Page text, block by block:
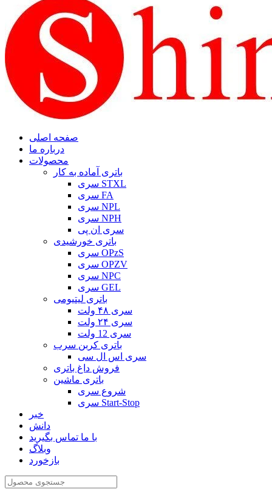
صفحه اصلی
درباره ما
محصولات
باتری آماده به کار
سری STXL
سری FA
سری NPL
سری NPH
سری ان پی
باتری خورشیدی
سری OPzS
سری OPZV
سری NPC
سری GEL
باتری لیتیومی
سری ۴۸ ولت
سری ۲۴ ولت
سری 12 ولت
باتری کربن سرب
سری اس ال سی
فروش داغ باتری
باتری ماشین
شروع سری
سری Start-Stop
خبر
دانش
با ما تماس بگیرید
وبلاگ
بازخورد